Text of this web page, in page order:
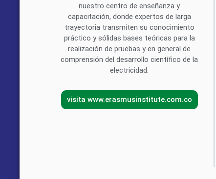
nuestro centro de enseñanza y
capacitación, donde expertos de larga
trayectoria transmiten su conocimiento
práctico y sólidas bases teóricas para la
realización de pruebas y en general de
comprensión del desarrollo científico de la
electricidad.
visita www.erasmusinstitute.com.co